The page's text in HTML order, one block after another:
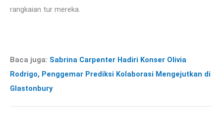
rangkaian tur mereka.
Baca juga: Sabrina Carpenter Hadiri Konser Olivia
Rodrigo, Penggemar Prediksi Kolaborasi Mengejutkan di
Glastonbury